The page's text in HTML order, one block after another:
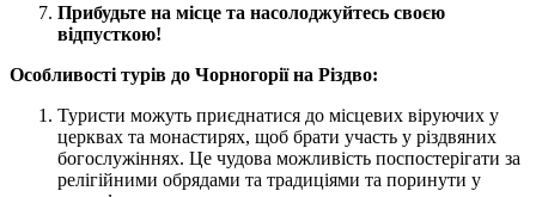
Прибудьте на місце та насолоджуйтесь своєю
відпусткою!
Особливості турів до Чорногорії на Різдво:
Туристи можуть приєднатися до місцевих віруючих у
церквах та монастирях, щоб брати участь у різдвяних
богослужіннях. Це чудова можливість поспостерігати за
релігійними обрядами та традиціями та поринути у